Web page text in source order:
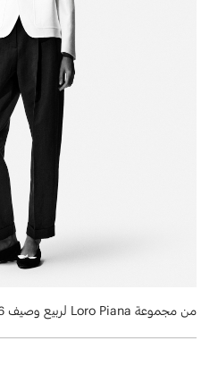
من مجموعة Loro Piana لربيع وصيف 2026